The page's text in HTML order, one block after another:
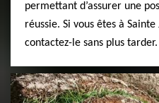
permettant d’assurer une
réussie. Si vous êtes à
contactez-le sans plus tarder.